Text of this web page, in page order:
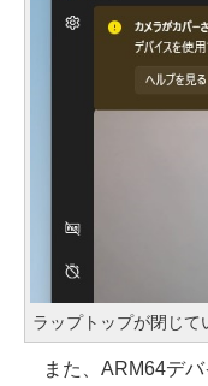
ラップトップが閉じて
また、ARM64デバ